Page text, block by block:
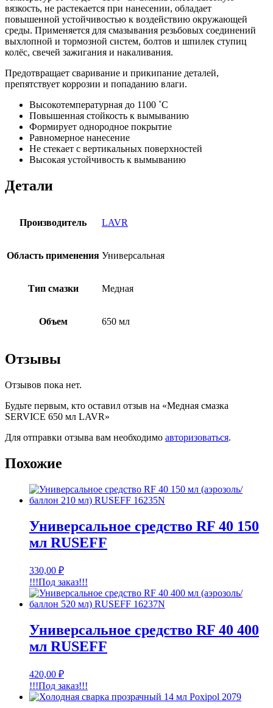
вязкость, не растекается при нанесении, обладает
повышенной устойчивостью к воздействию окружающей
среды. Применяется для смазывания резьбовых соединений
выхлопной и тормозной систем, болтов и шпилек ступиц
колёс, свечей зажигания и накаливания.
Предотвращает сваривание и прикипание деталей,
препятствует коррозии и попаданию влаги.
Высокотемпературная до 1100 ˚С
Повышенная стойкость к вымыванию
Формирует однородное покрытие
Равномерное нанесение
Не стекает с вертикальных поверхностей
Высокая устойчивость к вымыванию
Детали
Производитель LAVR
Область применения Универсальная
Тип смазки Медная
Объем 650 мл
Отзывы
Отзывов пока нет.
Будьте первым, кто оставил отзыв на «Медная смазка
SERVICE 650 мл LAVR»
Для отправки отзыва вам необходимо авторизоваться.
Похожие
Универсальное средство RF 40 150
мл RUSEFF
330,00 ₽
!!!Под заказ!!!
Универсальное средство RF 40 400
мл RUSEFF
420,00 ₽
!!!Под заказ!!!